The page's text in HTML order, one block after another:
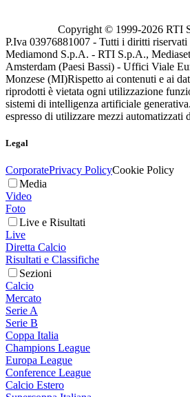
Copyright © 1999-2026 RTI
P.Iva 03976881007 - Tutti i diritti riservati
Mediamond S.p.A. - RTI S.p.A.,
Amsterdam (Paesi Bassi) - Uffici Viale
Monzese (MI)Rispetto ai contenuti e ai
riprodotti è vietata ogni utilizzazione
sistemi di intelligenza artificiale
espresso di utilizzare mezzi automatizzati
Legal
CorporatePrivacy PolicyCookie Policy
Media
Video
Foto
Live e Risultati
Live
Diretta Calcio
Risultati e Classifiche
Sezioni
Calcio
Mercato
Serie A
Serie B
Coppa Italia
Champions League
Europa League
Conference League
Calcio Estero